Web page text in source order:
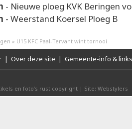
- Nieuwe ploeg KVK Beringen
- Weerstand Koersel Ploeg B
» U15 KFC Paal-Tervant wint tornooi
| Over deze site | Gemeente-info & links
en foto’s rust copyright | Site: Webstylers